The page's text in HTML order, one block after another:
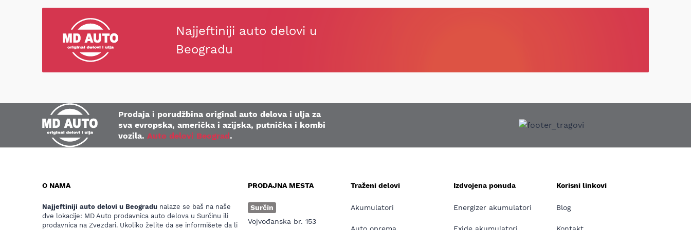
Najjeftiniji auto delovi u
Beogradu
Prodaja i porudžbina original auto delova i ulja za
sva evropska, američka i azijska, putnička i kombi
vozila. Auto delovi Beograd.
O NAMA
Najjeftiniji auto delovi u Beogradu nalaze se baš na naše
dve lokacije: MD Auto prodavnica auto delova u Surčinu ili
prodavnica na Zvezdari. Ukoliko želite da se informišete da li
PRODAJNA MESTA
Surčin
Vojvođanska br. 153
Traženi delovi
Akumulatori
Izdvojena ponuda
Energizer akumulatori
Korisni linkovi
Blog